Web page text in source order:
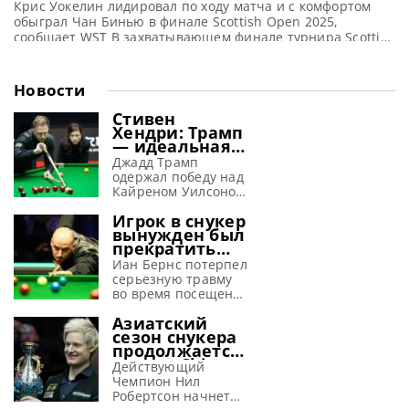
Крис Уокелин лидировал по ходу матча и с комфортом
обыграл Чан Бинью в финале Scottish Open 2025,
сообщает WST В захватывающем финале турнира Scottish
снукеристом Чан Бинью с убедительным счетом 9-2 и
выиграв восемь фреймов подряд. Этот триумф принес
Крису второй титул в профессиональной
Новости
Стивен
Хендри: Трамп
— идеальная
машина для
завоевания
побед
Джадд Трамп
одержал победу над
Кайреном Уилсоном
Мастерс 2026 и, по
словам Хендри,
просто создан для
успеха в снукере,
сообщает WST
Стивен Хендри
Трамп способен
вновь обрести свою
лучшую форму в
текущем сезоне. Эти
размышления он
высказал в
Игрок в снукер
вынужден был
прекратить
выступления
из-за
серьезной
травмы,
полученной на
аттракционе
Иан Бернс потерпел
серьезную травму
во время посещения
вынужден
пропустить начало
снукерного сезона
2026-27, сообщает
metrouk Иан Бернс
провел две недели в
Азиатский
сезон снукера
продолжается:
турнир China
Open 2026
предлагает
Действующий
Чемпион Нил
Робертсон начнет